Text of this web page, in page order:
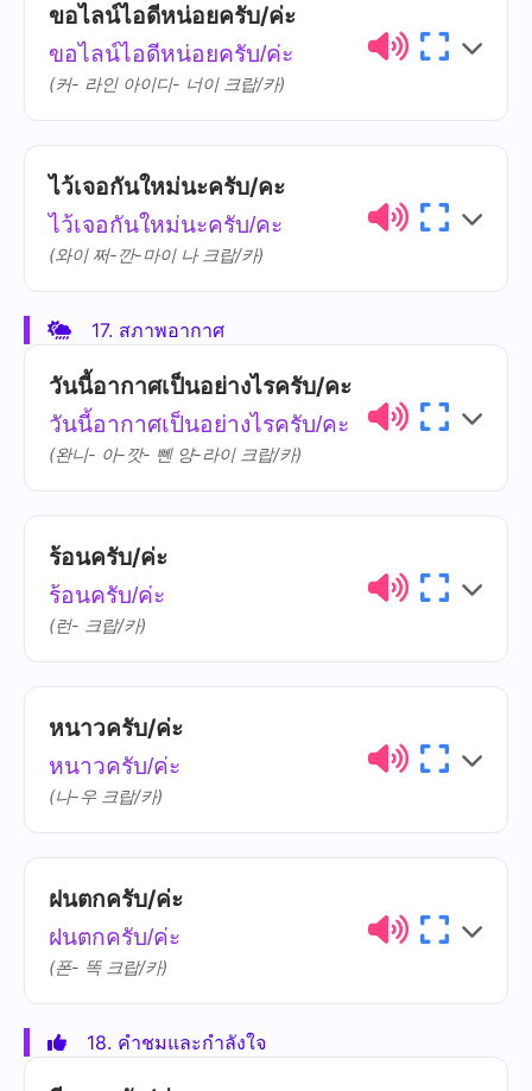
💡เคล็ดลับวัฒนธรรม!
ในประเทศไทย 'จะไปไหน' มักใช้เป็นคำ
ละเอียดก็ได้
ไทย การออกเสียง
เล่น lên
ขอไลน์ไอดีหน่อยครับ/ค่ะ
ขอไลน์ไอดีหน่อยครับ/ค่ะ
(커- 라인 아이디- 너이 크랍/카)
ไทย การออกเสียง
ไลน์ไอดี LINE ID
ไว้เจอกันใหม่นะครับ/คะ
ไว้เจอกันใหม่นะครับ/คะ
(와이 쩌-깐-마이 나 크랍/카)
ไทย
ไว้เจอกัน wái joe-gan
17. สภาพอากาศ
วันนี้อากาศเป็นอย่างไรครับ/คะ
วันนี้อากาศเป็นอย่างไรครับ/คะ
(완니- 아-깟- 뻰 양-라이 크랍/카)
ไทย
วันนี้
ร้อนครับ/ค่ะ
ร้อนครับ/ค่ะ
(런- 크랍/카)
ไทย การออกเสียง
ร้อน ráwn
หนาวครับ/ค่ะ
หนาวครับ/ค่ะ
(나-우 크랍/카)
ไทย การออกเสียง
หนาว nǎao
ฝนตกครับ/ค่ะ
ฝนตกครับ/ค่ะ
(폰- 똑 크랍/카)
18. คำชมและกำลังใจ